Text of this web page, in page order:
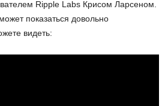
Ripple Labs Крисом Ларсеном.
показаться довольно
видеть: